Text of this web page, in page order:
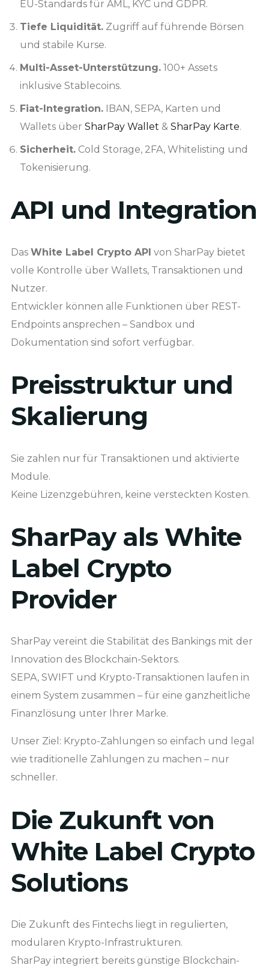
EU-Standards für AML, KYC und GDPR.
Tiefe Liquidität. Zugriff auf führende Börsen
und stabile Kurse.
Multi-Asset-Unterstützung. 100+ Assets
inklusive Stablecoins.
Fiat-Integration. IBAN, SEPA, Karten und
Wallets über SharPay Wallet & SharPay Karte.
Sicherheit. Cold Storage, 2FA, Whitelisting und
Tokenisierung.
API und Integration
Das White Label Crypto API von SharPay bietet
volle Kontrolle über Wallets, Transaktionen und
Nutzer.
Entwickler können alle Funktionen über REST-
Endpoints ansprechen – Sandbox und
Dokumentation sind sofort verfügbar.
Preisstruktur und
Skalierung
Sie zahlen nur für Transaktionen und aktivierte
Module.
Keine Lizenzgebühren, keine versteckten Kosten.
SharPay als White
Label Crypto
Provider
SharPay vereint die Stabilität des Bankings mit der
Innovation des Blockchain-Sektors.
SEPA, SWIFT und Krypto-Transaktionen laufen in
einem System zusammen – für eine ganzheitliche
Finanzlösung unter Ihrer Marke.
Unser Ziel: Krypto-Zahlungen so einfach und legal
wie traditionelle Zahlungen zu machen – nur
schneller.
Die Zukunft von
White Label Crypto
Solutions
Die Zukunft des Fintechs liegt in regulierten,
modularen Krypto-Infrastrukturen.
SharPay integriert bereits günstige Blockchain-